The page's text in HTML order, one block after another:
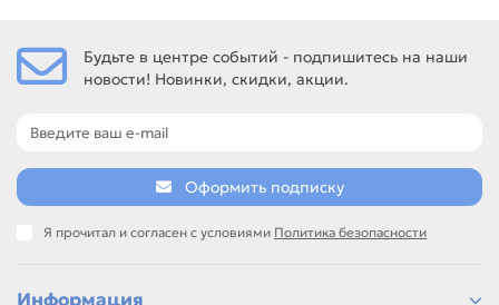
нагрузкой.
Среди товаров этого направления есть, например:
шт), Этикетка самоклеющаяся 58*40 мм ПОЛУГЛЯНЕЦ
(700 шт), Этикетка самоклеющаяся 100*70 мм
ПОЛУГЛЯНЕЦ (400 шт.). Сравнивайте такие позиции по
названию, артикулу и таблице характеристик.
направления: Лента чековая термочувствительная для
Будьте в центре событий - подпишитесь на наши
новости! Новинки, скидки, акции.
Оформить подписку
Я прочитал и согласен с условиями Политика безопасности